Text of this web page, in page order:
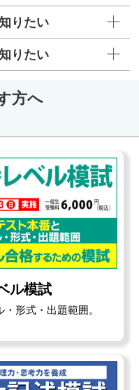
りたい
りたい
方へ
ル模試
形式・出題範囲。